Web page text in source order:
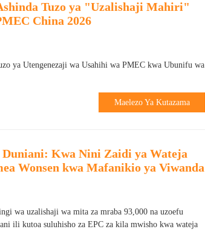
Tuzo ya "Uzalishaji Mahiri"
China 2026
ya Utengenezaji wa Usahihi wa PMEC kwa Ubunifu wa
Maelezo Ya Kutazama
Duniani: Kwa Nini Zaidi ya Wateja
Wonsen kwa Mafanikio ya Viwanda
wa uzalishaji wa mita za mraba 93,000 na uzoefu
ili kutoa suluhisho za EPC za kila mwisho kwa wateja